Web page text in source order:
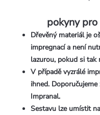
pokyny
Dřevěný materiál je
impregnací a není
lazurou, pokud si tak
V případě vyzrálé
ihned.
Impranal.
Sestavu lze umístit